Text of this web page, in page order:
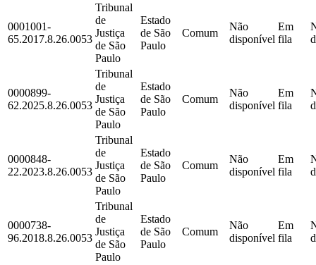
0001001-
65.2017.8.26.0053
Tribunal
de
Justiça
de São
Paulo
Estado
de São
Paulo
Comum
Não
disponível
Em
fila
0000899-
62.2025.8.26.0053
Tribunal
de
Justiça
de São
Paulo
Estado
de São
Paulo
Comum
Não
disponível
Em
fila
0000848-
22.2023.8.26.0053
Tribunal
de
Justiça
de São
Paulo
Estado
de São
Paulo
Comum
Não
disponível
Em
fila
0000738-
96.2018.8.26.0053
Tribunal
de
Justiça
de São
Paulo
Estado
de São
Paulo
Comum
Não
disponível
Em
fila